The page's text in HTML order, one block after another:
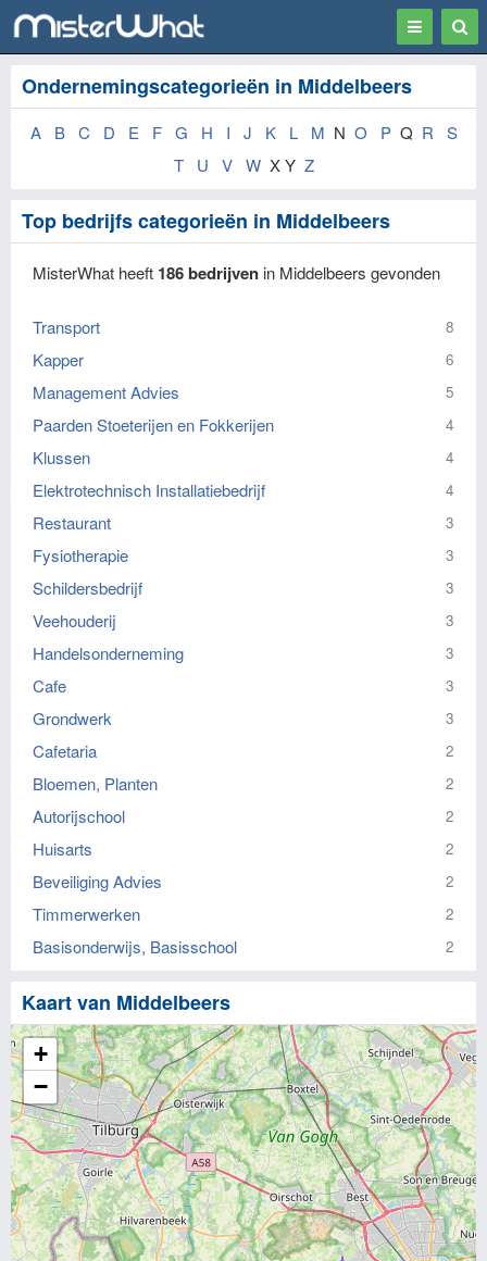
Toggle
Ondernemingscategorieën in Middelbeers
A B C D E F G H I J K L M N O P Q R
S
T
U V W X Y Z
Top bedrijfs categorieën in Middelbeers
MisterWhat heeft 186 bedrijven in Middelbeers gevonden
Transport 8
Kapper 6
Management Advies 5
Paarden Stoeterijen en Fokkerijen 4
Klussen 4
Elektrotechnisch Installatiebedrijf 4
Restaurant 3
Fysiotherapie 3
Schildersbedrijf 3
Veehouderij 3
Handelsonderneming 3
Cafe 3
Grondwerk 3
Cafetaria 2
Bloemen, Planten 2
Autorijschool 2
Huisarts 2
Beveiliging Advies 2
Timmerwerken 2
Basisonderwijs, Basisschool 2
Kaart van Middelbeers
+
−